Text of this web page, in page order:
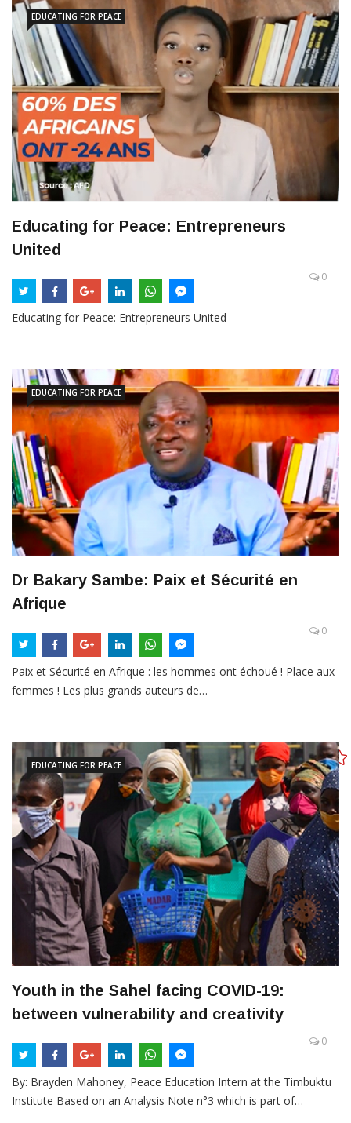
EDUCATING FOR PEACE
Educating for Peace: Entrepreneurs
United
0
Educating for Peace: Entrepreneurs United
EDUCATING FOR PEACE
Dr Bakary Sambe: Paix et Sécurité en
Afrique
0
Paix et Sécurité en Afrique : les hommes ont échoué ! Place aux
femmes ! Les plus grands auteurs de…
EDUCATING FOR PEACE
Youth in the Sahel facing COVID-19:
between vulnerability and creativity
0
By: Brayden Mahoney, Peace Education Intern at the Timbuktu
Institute Based on an Analysis Note n°3 which is part of…